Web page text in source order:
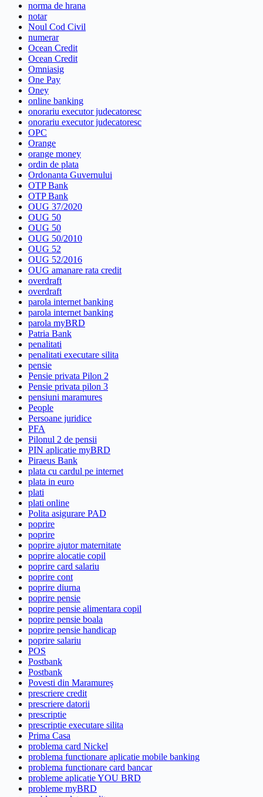
norma de hrana
notar
Noul Cod Civil
numerar
Ocean Credit
Ocean Credit
Omniasig
One Pay
Oney
online banking
onorariu executor judecatoresc
onorariu executor judecatoresc
OPC
Orange
orange money
ordin de plata
Ordonanta Guvernului
OTP Bank
OTP Bank
OUG 37/2020
OUG 50
OUG 50
OUG 50/2010
OUG 52
OUG 52/2016
OUG amanare rata credit
overdraft
overdraft
parola internet banking
parola internet banking
parola myBRD
Patria Bank
penalitati
penalitati executare silita
pensie
Pensie privata Pilon 2
Pensie privata pilon 3
pensiuni maramures
People
Persoane juridice
PFA
Pilonul 2 de pensii
PIN aplicatie myBRD
Piraeus Bank
plata cu cardul pe internet
plata in euro
plati
plati online
Polita asigurare PAD
poprire
poprire
poprire ajutor maternitate
poprire alocatie copil
poprire card salariu
poprire cont
poprire diurna
poprire pensie
poprire pensie alimentara copil
poprire pensie boala
poprire pensie handicap
poprire salariu
POS
Postbank
Postbank
Povesti din Maramureș
prescriere credit
prescriere datorii
prescriptie
prescriptie executare silita
Prima Casa
problema card Nickel
problema functionare aplicatie mobile banking
problema functionare card bancar
probleme aplicatie YOU BRD
probleme myBRD